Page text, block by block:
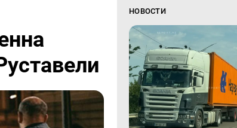
НОВОСТИ